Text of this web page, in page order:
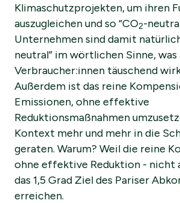
Klimaschutzprojekten, um ihren
auszugleichen und so “CO2-
Unternehmen sind damit
neutral” im wörtlichen Sinne, was
Verbraucher:innen täuschend
Außerdem ist das reine
Emissionen, ohne effektive
Reduktionsmaßnahmen
Kontext mehr und mehr in die
geraten. Warum? Weil die reine
ohne effektive Reduktion - nicht
das 1,5 Grad Ziel des Pariser
erreichen.